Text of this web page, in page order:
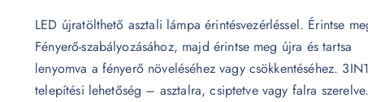
LED újratölthető asztali lámpa érintésvezérléssel. Érintse
Fényerő-szabályozásához, majd érintse meg újra és tartsa
lenyomva a fényerő növeléséhez vagy csökkentéséhez. 3IN1
telepítési lehetőség – asztalra, csiptetve vagy falra szerelve.